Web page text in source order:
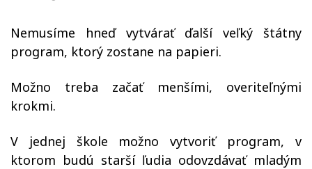
Nemusíme hneď vytvárať ďalší veľký štátny
program, ktorý zostane na papieri.
Možno treba začať menšími, overiteľnými
krokmi.
V jednej škole možno vytvoriť program, v
ktorom budú starší ľudia odovzdávať mladým